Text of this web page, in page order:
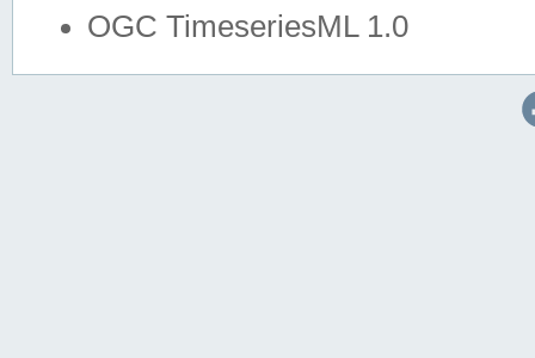
OGC TimeseriesML 1.0